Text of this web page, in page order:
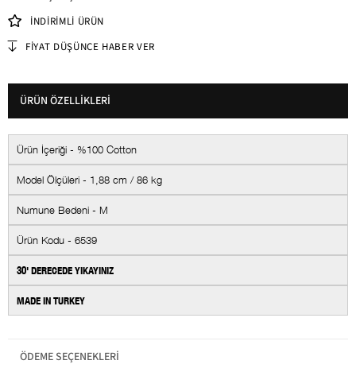
İNDIRIMLI ÜRÜN
FIYAT DÜŞÜNCE HABER VER
ÜRÜN ÖZELLIKLERI
Ürün İçeriği - %100 Cotton
Model Ölçüleri - 1,88 cm / 86 kg
Numune Bedeni - M
Ürün Kodu - 6539
30' DERECEDE YIKAYINIZ
MADE IN TURKEY
Ortam
ÖDEME SEÇENEKLERI